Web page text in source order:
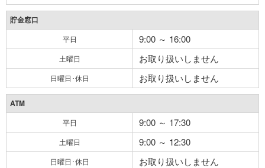
貯金窓口
平日 9:00 ～ 16:00
土曜日 お取り扱いしません
日曜日･休日 お取り扱いしません
ATM
平日 9:00 ～ 17:30
土曜日 9:00 ～ 12:30
日曜日･休日 お取り扱いしません